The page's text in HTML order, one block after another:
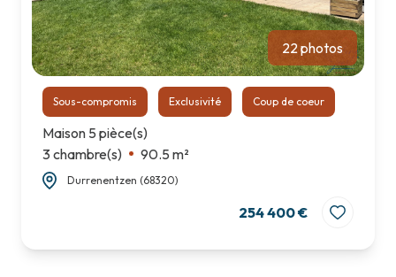
22 photos
Sous-compromis Exclusivité Coup de coeur
Maison 5 pièce(s)
3 chambre(s)
90.5 m²
Durrenentzen (68320)
254 400 €